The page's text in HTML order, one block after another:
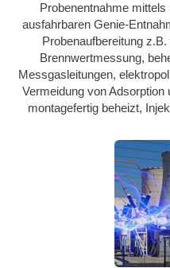
Probenentnahme
ausfahrbaren Genie-
Probenaufbereitung
Brennwertmessung,
Messgasleitungen,
Vermeidung von
montagefertig beheizt,